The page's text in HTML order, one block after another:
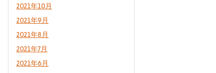
2021年10月
2021年9月
2021年8月
2021年7月
2021年6月